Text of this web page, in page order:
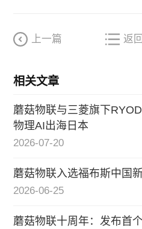
上一篇 返
相关文章
蘑菇物联与三菱旗下
物理AI出海日本
2026-07-20
蘑菇物联入选福布斯中国
2026-06-25
蘑菇物联十周年：发布首